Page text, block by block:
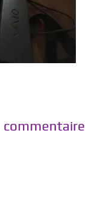
commentaire